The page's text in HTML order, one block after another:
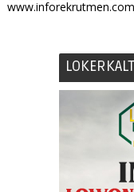
www.inforekrutmen.com